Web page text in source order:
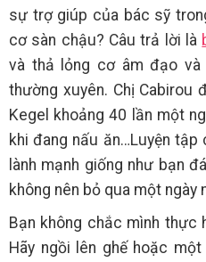
sự trợ giúp của bác sỹ
cơ sàn chậu? Câu trả lời là
và thả lỏng cơ âm đạo
thường xuyên. Chị Cabirou
Kegel khoảng 40 lần một
khi đang nấu ăn…Luyện
lành mạnh giống như bạn
không nên bỏ qua một ngày
Bạn không chắc mình thực
Hãy ngồi lên ghế hoặc